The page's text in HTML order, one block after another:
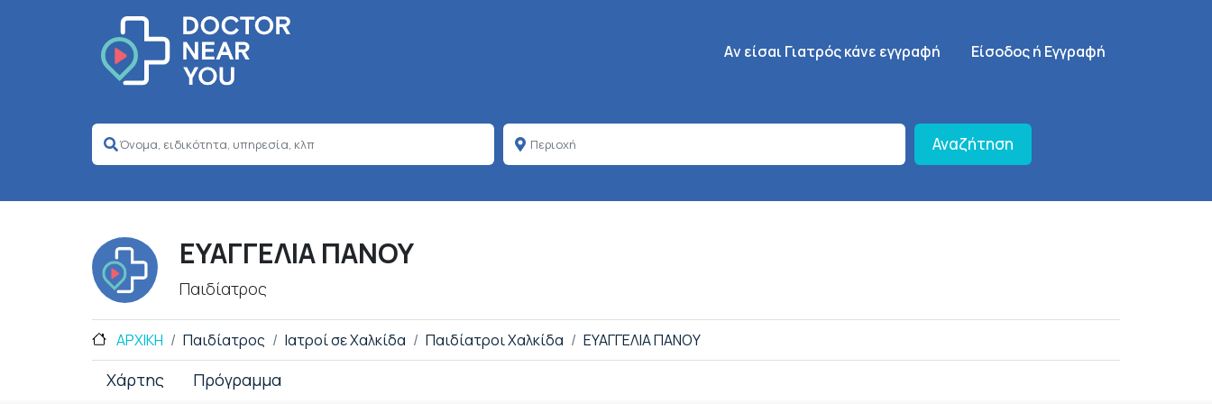
Κεντρική πλοήγηση
Aν είσαι Γιατρός κάνε εγγραφή SignUp Menu
Είσοδος ή Εγγραφή
Αναζήτηση
ΕΥΑΓΓΕΛΙΑ ΠΑΝΟΥ
Παιδίατρος
ΑΡΧΙΚΗ Παιδίατρος Ιατροί σε Χαλκίδα Παιδίατροι Χαλκίδα ΕΥΑΓΓΕΛΙΑ ΠΑΝΟΥ
Χάρτης Πρόγραμμα